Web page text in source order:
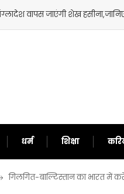
फैसला? ‘गदर 2’
धर्म शिक्षा
गिलगित-बाल्टिस्तान का भारत में